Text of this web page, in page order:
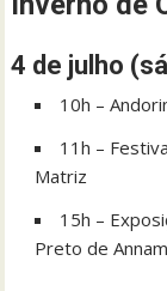
4 de julho
10h –
11h –
Matriz
15h –
Preto de